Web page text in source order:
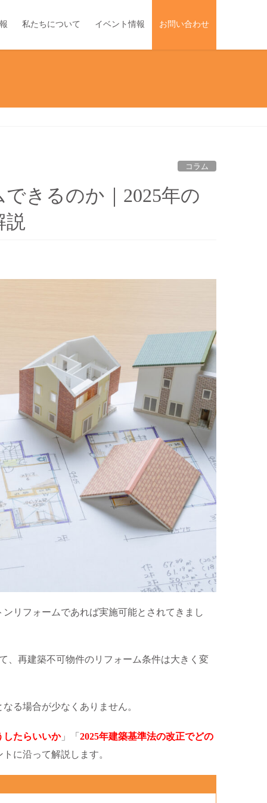
私たちについて イベント情報 お問い合わせ
コラム
きるのか｜2025年の
説
リフォームであれば実施可能とされてきまし
、再建築不可物件のリフォーム条件は大きく変
る場合が少なくありません。
したらいいか」「2025年建築基準法の改正でどの
に沿って解説します。